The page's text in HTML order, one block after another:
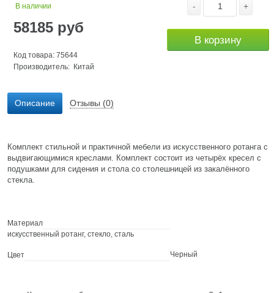
В наличии
58185 руб
Код товара: 75644
Производитель: Китай
- +
В корзину
Описание Отзывы (0)
Комплект стильной и практичной мебели из искусственного ротанга с
выдвигающимися креслами. Комплект состоит из четырёх кресел с
подушками для сидения и стола со столешницей из закалённого
стекла.
Материал
искусственный ротанг, стекло, сталь
Цвет Черный